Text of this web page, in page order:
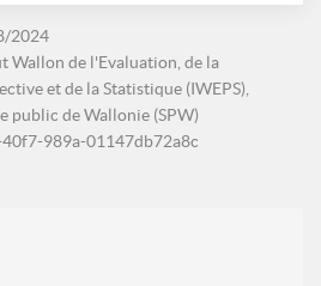
2024
Wallon de l'Evaluation, de la
et de la Statistique (IWEPS),
public de Wallonie (SPW)
989a-01147db72a8c